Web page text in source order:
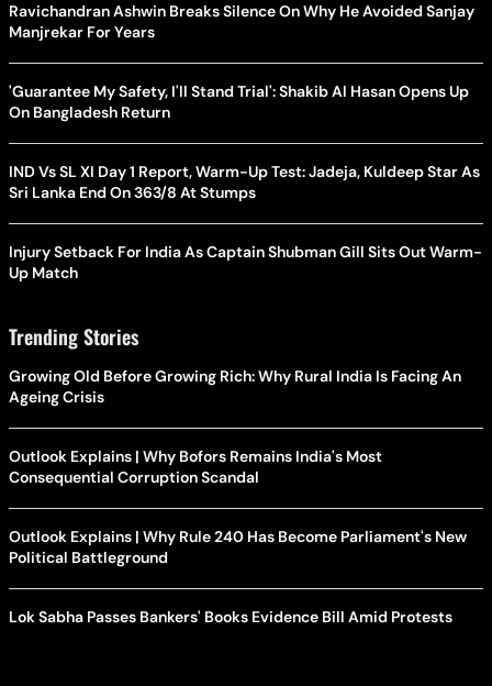
Ravichandran Ashwin Breaks Silence On Why He Avoided Sanjay
Manjrekar For Years
'Guarantee My Safety, I'll Stand Trial': Shakib Al Hasan Opens Up
On Bangladesh Return
IND Vs SL XI Day 1 Report, Warm-Up Test: Jadeja, Kuldeep Star As
Sri Lanka End On 363/8 At Stumps
Injury Setback For India As Captain Shubman Gill Sits Out Warm-
Up Match
Trending Stories
Growing Old Before Growing Rich: Why Rural India Is Facing An
Ageing Crisis
Outlook Explains | Why Bofors Remains India's Most
Consequential Corruption Scandal
Outlook Explains | Why Rule 240 Has Become Parliament's New
Political Battleground
Lok Sabha Passes Bankers' Books Evidence Bill Amid Protests